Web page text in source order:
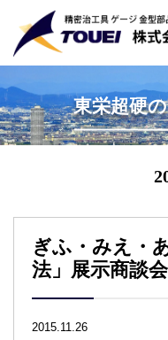
東栄超硬
ぎふ・みえ・
法」展示商談
2015.11.26